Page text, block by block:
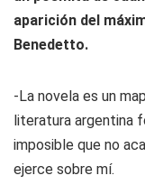
aparición del
Benedetto.
-La novela es un
literatura argentina
imposible que no
ejerce sobre mí.